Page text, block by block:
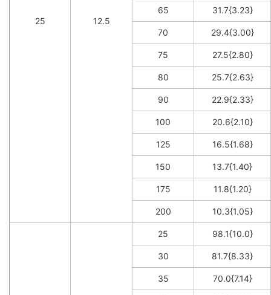
25 12.5
65 31.7{3.23}
70 29.4{3.00}
75 27.5{2.80}
80 25.7{2.63}
90 22.9{2.33}
100 20.6{2.10}
125 16.5{1.68}
150 13.7{1.40}
175 11.8{1.20}
200 10.3{1.05}
25 98.1{10.0}
30 81.7{8.33}
35 70.0{7.14}